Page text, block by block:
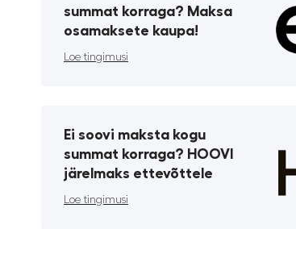
summat korraga? Maksa
osamaksete kaupa!
Loe tingimusi
Ei soovi maksta kogu
summat korraga? HOOVI
järelmaks ettevõttele
Loe tingimusi